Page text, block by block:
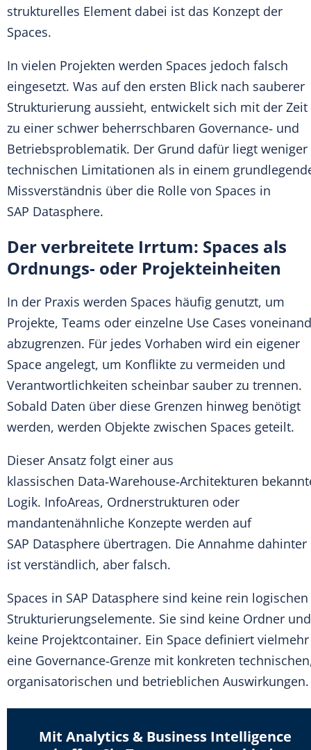
strukturelles Element dabei ist das Konzept der
Spaces.
In vielen Projekten werden Spaces jedoch falsch
eingesetzt. Was auf den ersten Blick nach sauberer
Strukturierung aussieht, entwickelt sich mit der Zeit
zu einer schwer beherrschbaren Governance‑ und
Betriebsproblematik. Der Grund dafür liegt
technischen Limitationen als in einem
Missverständnis über die Rolle von Spaces in
SAP Datasphere.
Der verbreitete Irrtum: Spaces als
Ordnungs- oder Projekteinheiten
In der Praxis werden Spaces häufig genutzt, um
Projekte, Teams oder einzelne Use Cases
abzugrenzen. Für jedes Vorhaben wird ein eigener
Space angelegt, um Konflikte zu vermeiden und
Verantwortlichkeiten scheinbar sauber zu trennen.
Sobald Daten über diese Grenzen hinweg benötigt
werden, werden Objekte zwischen Spaces geteilt.
Dieser Ansatz folgt einer aus
klassischen Data‑Warehouse‑Architekturen
Logik. InfoAreas, Ordnerstrukturen oder
mandantenähnliche Konzepte werden auf
SAP Datasphere übertragen. Die Annahme dahinter
ist verständlich, aber falsch.
Spaces in SAP Datasphere sind keine rein logischen
Strukturierungselemente. Sie sind keine Ordner und
keine Projektcontainer. Ein Space definiert vielmehr
eine Governance‑Grenze mit konkreten
organisatorischen und betrieblichen
Mit Analytics & Business Intelligence